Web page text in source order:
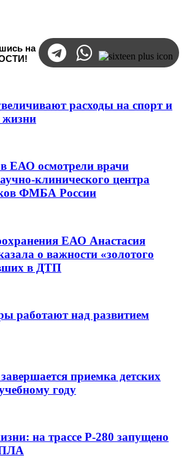
на
расходы на спорт и
жизни
в ЕАО осмотрели врачи
клинического центра
ФМБА России
ЕАО Анастасия
о важности «золотого
в ДТП
работают над развитием
приемка детских
году
на трассе Р-280 запущено